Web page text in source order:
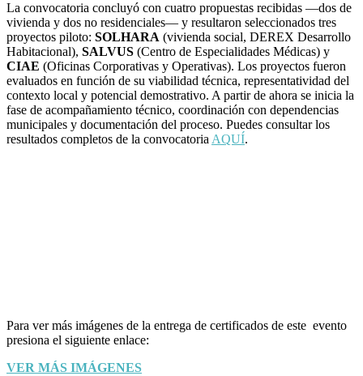
La convocatoria concluyó con cuatro propuestas recibidas —dos de
vivienda y dos no residenciales— y resultaron seleccionados tres
proyectos piloto: SOLHARA (vivienda social, DEREX Desarrollo
Habitacional), SALVUS (Centro de Especialidades Médicas) y
CIAE (Oficinas Corporativas y Operativas). Los proyectos fueron
evaluados en función de su viabilidad técnica, representatividad del
contexto local y potencial demostrativo. A partir de ahora se inicia la
fase de acompañamiento técnico, coordinación con dependencias
municipales y documentación del proceso. Puedes consultar los
resultados completos de la convocatoria AQUÍ.
Para ver más imágenes de la entrega de certificados de este evento
presiona el siguiente enlace:
VER MÁS IMÁGENES